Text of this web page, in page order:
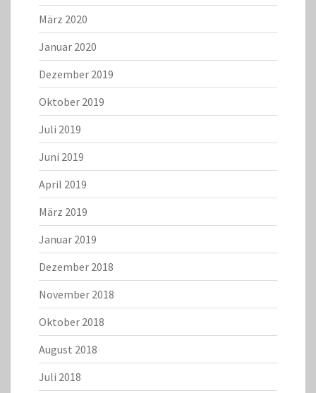
März 2020
Januar 2020
Dezember 2019
Oktober 2019
Juli 2019
Juni 2019
April 2019
März 2019
Januar 2019
Dezember 2018
November 2018
Oktober 2018
August 2018
Juli 2018